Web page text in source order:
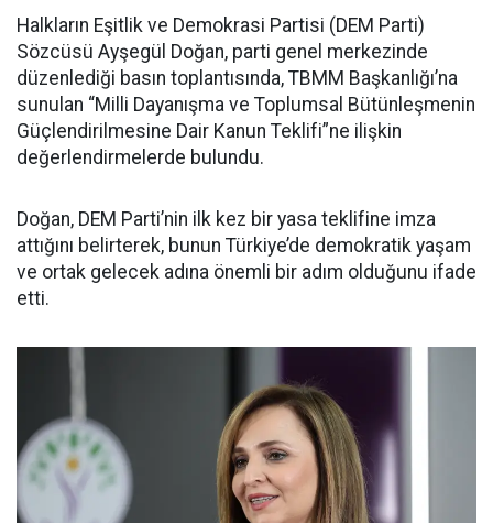
Halkların Eşitlik ve Demokrasi Partisi (DEM Parti)
Sözcüsü Ayşegül Doğan, parti genel merkezinde
düzenlediği basın toplantısında, TBMM Başkanlığı’na
sunulan “Milli Dayanışma ve Toplumsal Bütünleşmenin
Güçlendirilmesine Dair Kanun Teklifi”ne ilişkin
değerlendirmelerde bulundu.
Doğan, DEM Parti’nin ilk kez bir yasa teklifine imza
attığını belirterek, bunun Türkiye’de demokratik yaşam
ve ortak gelecek adına önemli bir adım olduğunu ifade
etti.